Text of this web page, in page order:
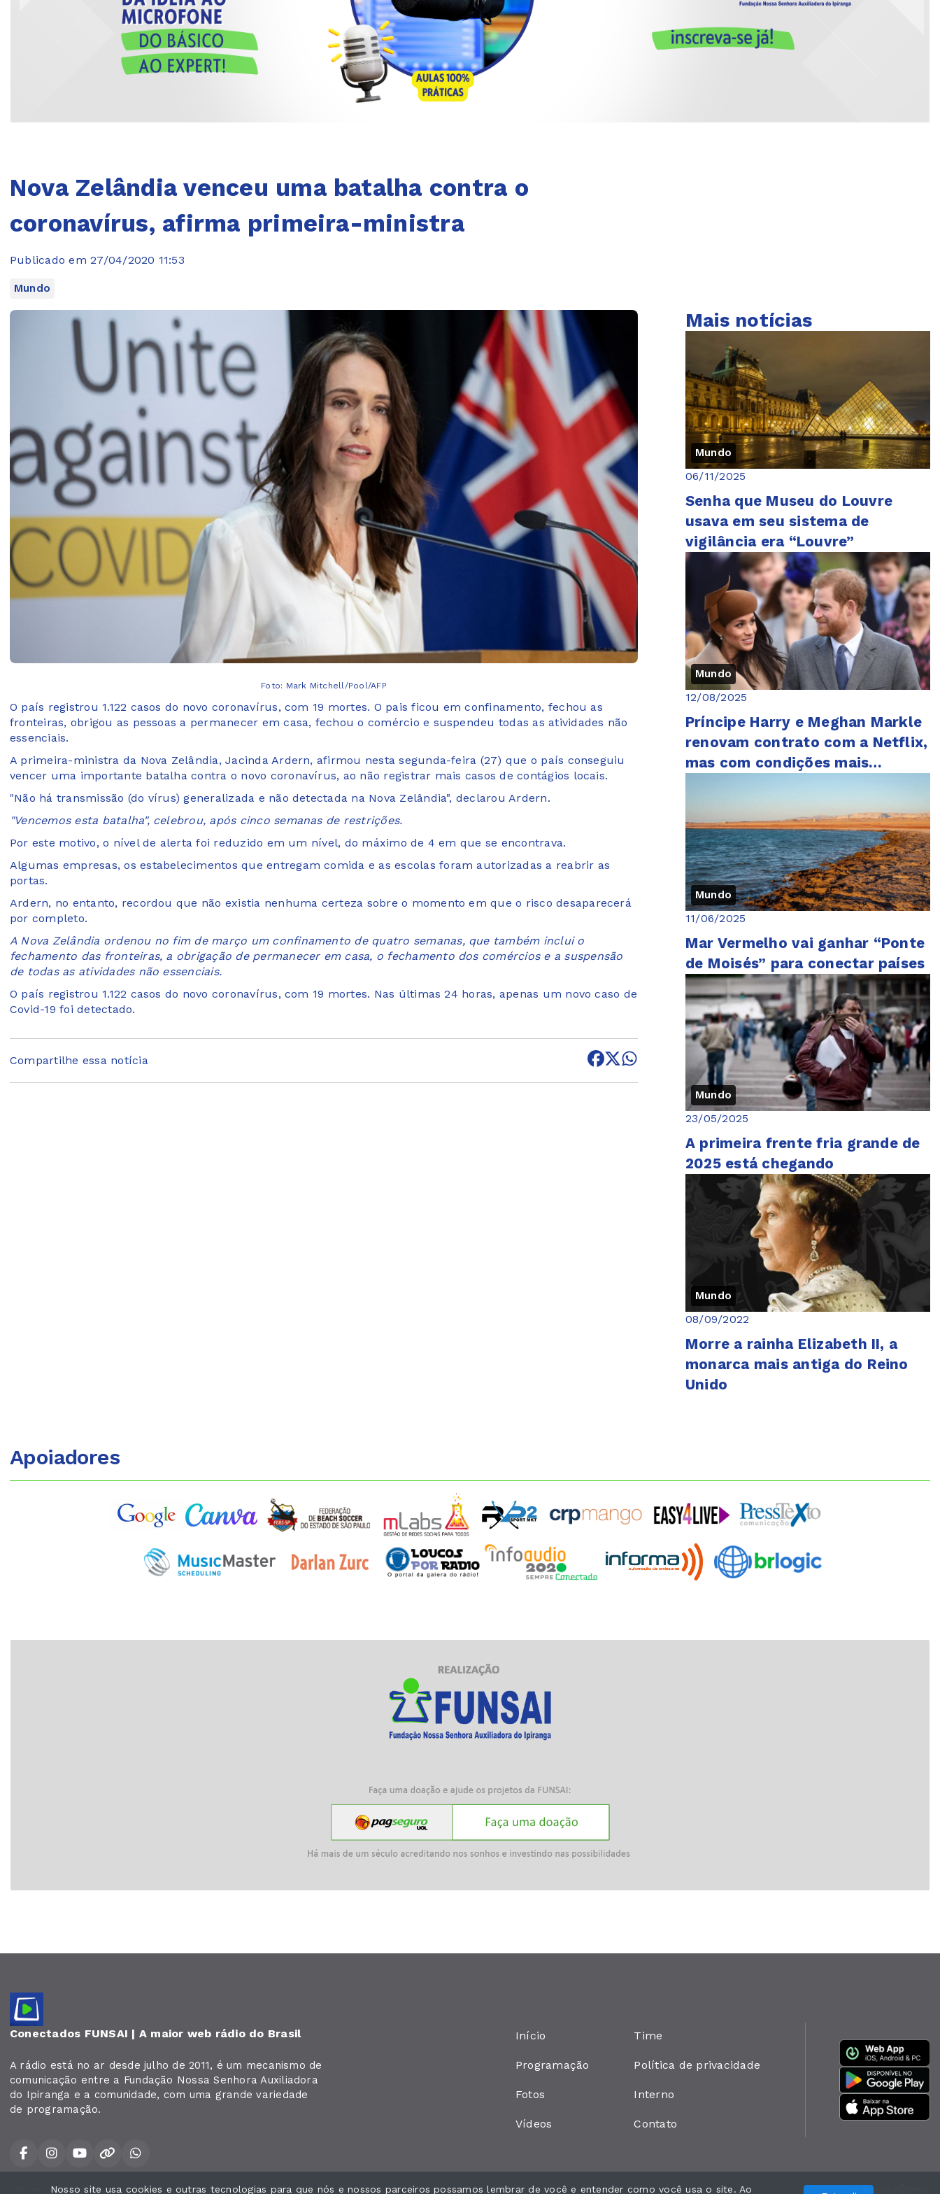
Nova Zelândia venceu uma batalha contra o
coronavírus, afirma primeira-ministra
Publicado em 27/04/2020 11:53
Mundo
Foto: Mark Mitchell/Pool/AFP
O país registrou 1.122 casos do novo coronavírus, com 19 mortes. O pais ficou em confinamento, fechou as
fronteiras, obrigou as pessoas a permanecer em casa, fechou o comércio e suspendeu todas as atividades não
essenciais.
A primeira-ministra da Nova Zelândia, Jacinda Ardern, afirmou nesta segunda-feira (27) que o país conseguiu
vencer uma importante batalha contra o novo coronavírus, ao não registrar mais casos de contágios locais.
"Não há transmissão (do vírus) generalizada e não detectada na Nova Zelândia", declarou Ardern.
"Vencemos esta batalha", celebrou, após cinco semanas de restrições.
Por este motivo, o nível de alerta foi reduzido em um nível, do máximo de 4 em que se encontrava.
Algumas empresas, os estabelecimentos que entregam comida e as escolas foram autorizadas a reabrir as
portas.
Ardern, no entanto, recordou que não existia nenhuma certeza sobre o momento em que o risco desaparecerá
por completo.
A Nova Zelândia ordenou no fim de março um confinamento de quatro semanas, que também inclui o
fechamento das fronteiras, a obrigação de permanecer em casa, o fechamento dos comércios e a suspensão
de todas as atividades não essenciais.
O país registrou 1.122 casos do novo coronavírus, com 19 mortes. Nas últimas 24 horas, apenas um novo caso de
Covid-19 foi detectado.
Compartilhe essa notícia
Mais notícias
Mundo
06/11/2025
Senha que Museu do Louvre
usava em seu sistema de
vigilância era “Louvre”
Mundo
12/08/2025
Príncipe Harry e Meghan Markle
renovam contrato com a Netflix,
mas com condições mais
Mundo
11/06/2025
Mar Vermelho vai ganhar “Ponte
de Moisés” para conectar países
Mundo
23/05/2025
A primeira frente fria grande de
2025 está chegando
Mundo
08/09/2022
Morre a rainha Elizabeth II, a
monarca mais antiga do Reino
Unido
Apoiadores
Conectados FUNSAI | A maior web rádio do Brasil
A rádio está no ar desde julho de 2011, é um mecanismo de
comunicação entre a Fundação Nossa Senhora Auxiliadora
do Ipiranga e a comunidade, com uma grande variedade
de programação.
Início
Programação
Fotos
Vídeos
Time
Política de privacidade
Interno
Contato
Todos os direitos reservados. Com a tecnologia
Nosso site usa cookies e outras tecnologias para que nós e nossos parceiros possamos lembrar de você e entender como você usa o site. Ao